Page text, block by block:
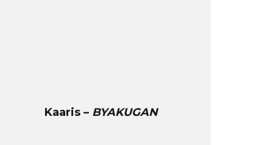
Kaaris – BYAKUGAN